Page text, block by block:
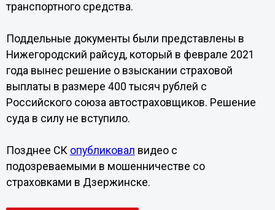
транспортного средства.
Поддельные документы были представлены в
Нижегородский райсуд, который в феврале 2021
года вынес решение о взыскании страховой
выплаты в размере 400 тысяч рублей с
Российского союза автостраховщиков. Решение
суда в силу не вступило.
Позднее СК опубликовал видео с
подозреваемыми в мошенничестве со
страховками в Дзержинске.